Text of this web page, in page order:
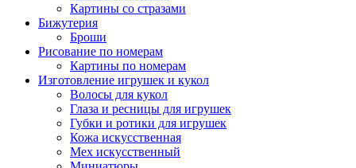
Картины co стразами
Бижутерия
Броши
Рисование по номерам
Картины по номерам
Изготовление игрушек и кукол
Волосы для кукол
Глаза и ресницы для игрушек
Губки и ротики для игрушек
Кожа искусственная
Мех искусственный